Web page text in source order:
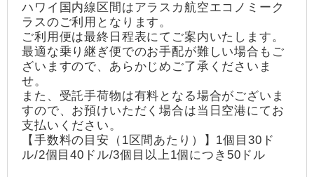
ハワイ国内線区間はアラスカ航空エコノミーク
ラスのご利用となります。
ご利用便は最終日程表にてご案内いたします。
最適な乗り継ぎ便でのお手配が難しい場合もご
ざいますので、あらかじめご了承くださいま
せ。
また、受託手荷物は有料となる場合がございま
すので、お預けいただく場合は当日空港にてお
支払いください。
【手数料の目安（1区間あたり）】1個目30ド
ル/2個目40ドル/3個目以上1個につき50ドル